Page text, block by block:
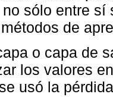
sólo entre
de
o capa de
los valores
usó la